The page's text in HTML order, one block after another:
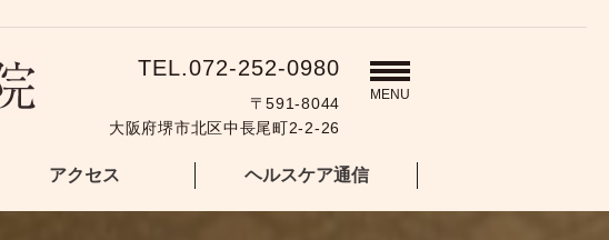
TEL.072-252-0980
〒591-8044
大阪府堺市北区中長尾町2-2-26
MENU
アクセス ヘルスケア通信